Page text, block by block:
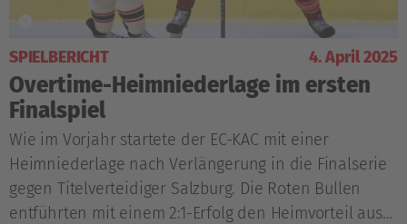
SPIELBERICHT 4. April 2025
Overtime-Heimniederlage im ersten
Finalspiel
Wie im Vorjahr startete der EC-KAC mit einer
Heimniederlage nach Verlängerung in die Finalserie
gegen Titelverteidiger Salzburg. Die Roten Bullen
entführten mit einem 2:1-Erfolg den Heimvorteil aus